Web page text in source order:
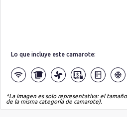
Lo que incluye este camarote:
*La imagen es solo representativa: el
de la misma categoría de camarote).